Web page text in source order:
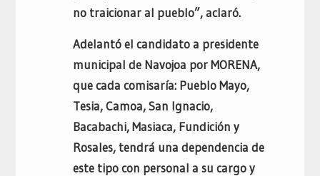
no traicionar al pueblo”, aclaró.
Adelantó el candidato a presidente
municipal de Navojoa por MORENA,
que cada comisaría: Pueblo Mayo,
Tesia, Camoa, San Ignacio,
Bacabachi, Masiaca, Fundición y
Rosales, tendrá una dependencia de
este tipo con personal a su cargo y